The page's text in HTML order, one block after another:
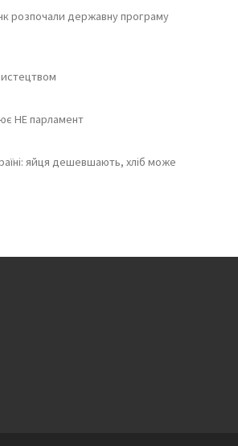
розпочали державну програму
НЕ парламент
яйця дешевшають, хліб може